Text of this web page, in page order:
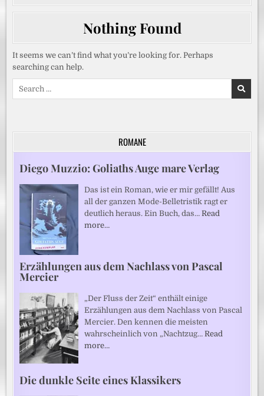
Nothing Found
It seems we can’t find what you’re looking for. Perhaps
searching can help.
ROMANE
Diego Muzzio: Goliaths Auge mare Verlag
Das ist ein Roman, wie er mir gefällt! Aus
all der ganzen Mode-Belletristik ragt er
deutlich heraus. Ein Buch, das…Read
more…
Erzählungen aus dem Nachlass von Pascal
Mercier
„Der Fluss der Zeit“ enthält einige
Erzählungen aus dem Nachlass von Pascal
Mercier. Den kennen die meisten
wahrscheinlich von „Nachtzug…Read
more…
Die dunkle Seite eines Klassikers